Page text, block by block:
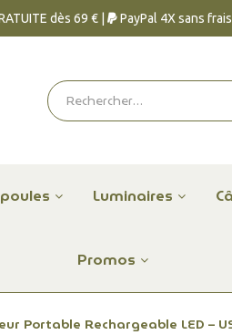
dès 69 € | PayPal 4X sans frais
Luminaires
Promos
Portable Rechargeable LED –